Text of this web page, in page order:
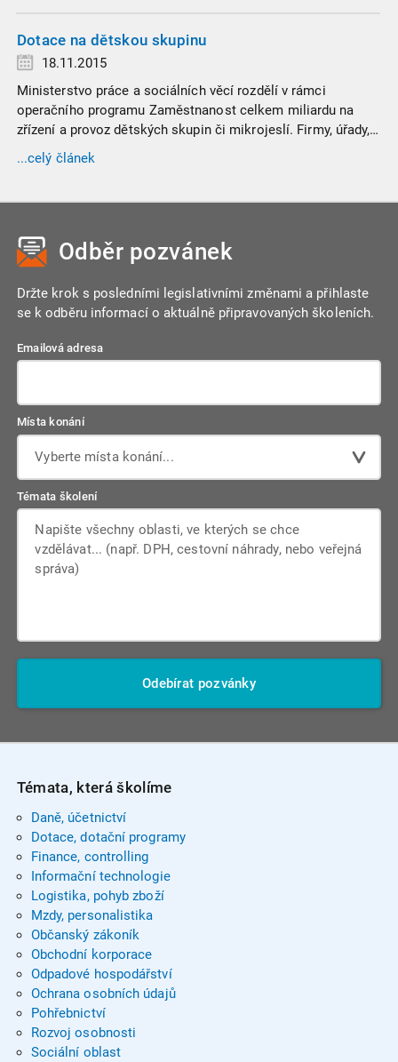
Dotace na dětskou skupinu
18.11.2015
Ministerstvo práce a sociálních věcí rozdělí v rámci
operačního programu Zaměstnanost celkem miliardu na
zřízení a provoz dětských skupin či mikrojeslí. Firmy, úřady,
státní podniky, živnostníci, neziskové organizace nebo školy
mohou tedy začít žádat o peníze na vybudování a provoz
...celý článek
Odběr pozvánek
Držte krok s posledními legislativními změnami a přihlaste
se k odběru informací o aktuálně připravovaných školeních.
Emailová adresa
Místa konání
Vyberte místa konání...
Témata školení
Odebírat pozvánky
Témata, která školíme
Daně, účetnictví
Dotace, dotační programy
Finance, controlling
Informační technologie
Logistika, pohyb zboží
Mzdy, personalistika
Občanský zákoník
Obchodní korporace
Odpadové hospodářství
Ochrana osobních údajů
Pohřebnictví
Rozvoj osobnosti
Sociální oblast